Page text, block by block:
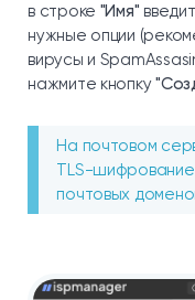
в строке "Имя"
нужные опции
вирусы и
нажмите кнопку
На почтовом
TLS-шифрование
почтовых